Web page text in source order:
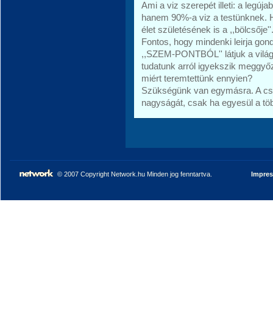
Ami a viz szerepét illeti: a
hanem 90%-a viz a testünknek.
élet születésének is a
Fontos, hogy mindenki leirja
,,SZEM-PONTBÓL'' látjuk a
tudatunk arról igyekszik
miért teremtettünk ennyien?
Szükségünk van egymásra. A
nagyságát, csak ha egyesül a
© 2007 Copyright Network.hu Minden jog fenntartva.